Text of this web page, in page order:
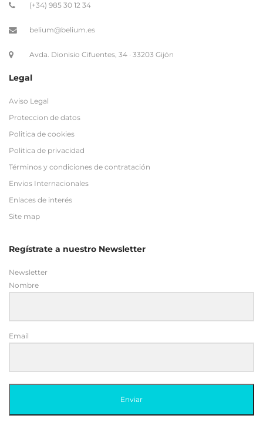
(+34) 985 30 12 34
belium@belium.es
Avda. Dionisio Cifuentes, 34 · 33203 Gijón
Legal
Aviso Legal
Proteccion de datos
Politica de cookies
Politica de privacidad
Términos y condiciones de contratación
Envios Internacionales
Enlaces de interés
Site map
Regístrate a nuestro Newsletter
Newsletter
Nombre
Email
Enviar